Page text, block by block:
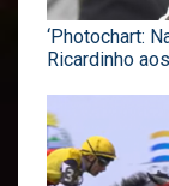
‘Photochart:
Ricardinho